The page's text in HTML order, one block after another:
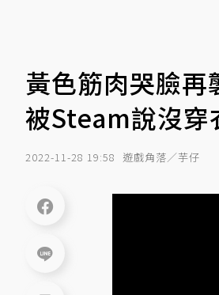
黃色筋肉哭臉
被Steam說沒穿
2022-11-28 19:58 遊戲角落／芋仔